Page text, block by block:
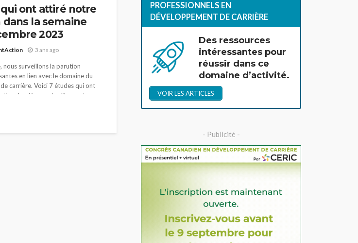
ont attiré notre
la semaine
2023
3 ans ago
nous surveillons la parution
en lien avec le domaine du
carrière. Voici 7 études qui ont
dernièrement. Rapport sur
PROFESSIONNELS EN
DÉVELOPPEMENT DE CARRIÈRE
Des ressources
intéressantes pour
réussir dans ce
domaine d’activité.
VOIR LES ARTICLES
- Publicité -